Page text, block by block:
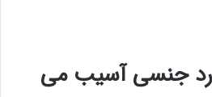
جنسی آسیب می